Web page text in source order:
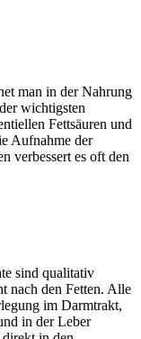
man in der Nahrung
wichtigsten
Fettsäuren und
Aufnahme der
verbessert es oft den
sind qualitativ
nach den Fetten. Alle
im Darmtrakt,
in der Leber